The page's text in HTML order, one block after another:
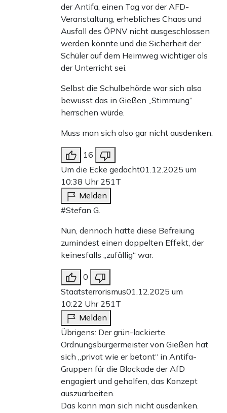
der Antifa, einen Tag vor der AFD-
Veranstaltung, erhebliches Chaos und
Ausfall des ÖPNV nicht ausgeschlossen
werden könnte und die Sicherheit der
Schüler auf dem Heimweg wichtiger als
der Unterricht sei.
Selbst die Schulbehörde war sich also
bewusst das in Gießen „Stimmung“
herrschen würde.
Muss man sich also gar nicht ausdenken.
16
Um die Ecke gedacht01.12.2025 um
10:38 Uhr 251T
Melden
#Stefan G.
Nun, dennoch hatte diese Befreiung
zumindest einen doppelten Effekt, der
keinesfalls „zufällig“ war.
0
Staatsterrorismus01.12.2025 um
10:22 Uhr 251T
Melden
Übrigens: Der grün-lackierte
Ordnungsbürgermeister von Gießen hat
sich „privat wie er betont“ in Antifa-
Gruppen für die Blockade der AfD
engagiert und geholfen, das Konzept
auszuarbeiten.
Das kann man sich nicht ausdenken.